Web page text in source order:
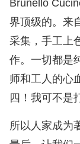
Brunello
界顶级的。来
采集，手工上
作。一切都是
师和工人的心
四！我可不是
所以人家成为